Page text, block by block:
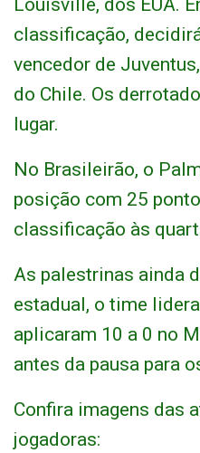
Louisville, dos EUA.
classificação,
vencedor de
do Chile. Os
lugar.
No Brasileirão, o
posição com 25
classificação às
As palestrinas ainda
estadual, o time
aplicaram 10 a 0 no
antes da pausa para
Confira imagens das
jogadoras: